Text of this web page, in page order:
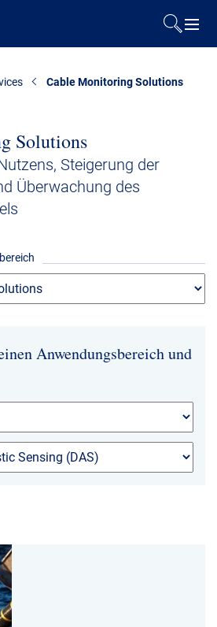
Solutions
Steigerung der
Überwachung des
Cable Monitoring Solutions
Anwendungsbereich und